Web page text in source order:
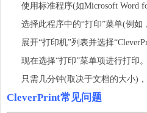
使用标准程序(如Microsoft Word
选择此程序中的“打印”菜单(例如
展开“打印机”列表并选择
现在选择“打印”菜单项进行打印。
只需几分钟(取决于文档的大小)，
CleverPrint常见问题